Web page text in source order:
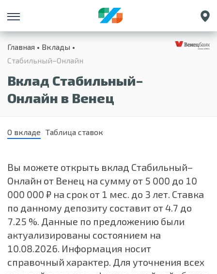
Санкт-Петербург
Екатеринбург
Нижний Новгород
Главная
Вклады
Стабильный–Онлайн
Вклад Стабильный–
Онлайн в Венец
О вкладе Таблица ставок
Вы можете открыть вклад Стабильный–
Онлайн от Венец на сумму от 5 000 до 10
000 000 ₽ на срок от 1 мес. до 3 лет. Ставка
по данному депозиту составит от 4.7 до
7.25 %. Данные по предложению были
актуализированы состоянием на
10.08.2026. Информация носит
справочный характер. Для уточнения всех